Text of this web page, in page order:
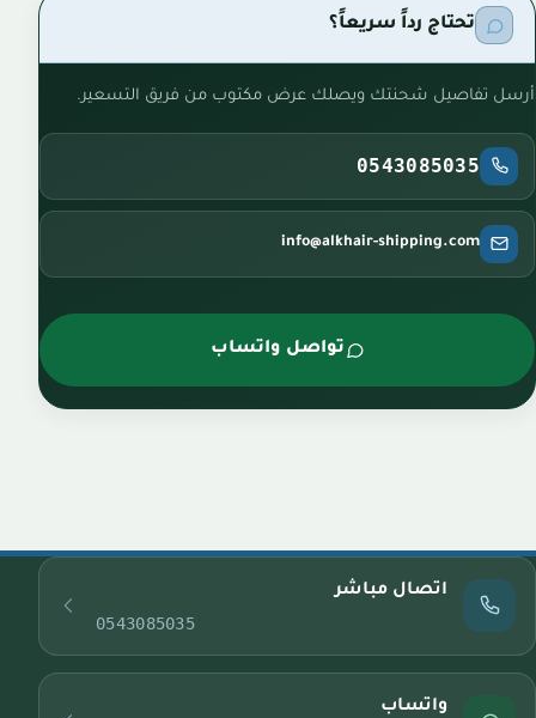
تحتاج رداً سريعاً؟
أرسل تفاصيل شحنتك ويصلك عرض مكتوب من فريق التسعير.
0543085035
info@alkhair-shipping.com
تواصل واتساب
اتصال مباشر
0543085035
واتساب